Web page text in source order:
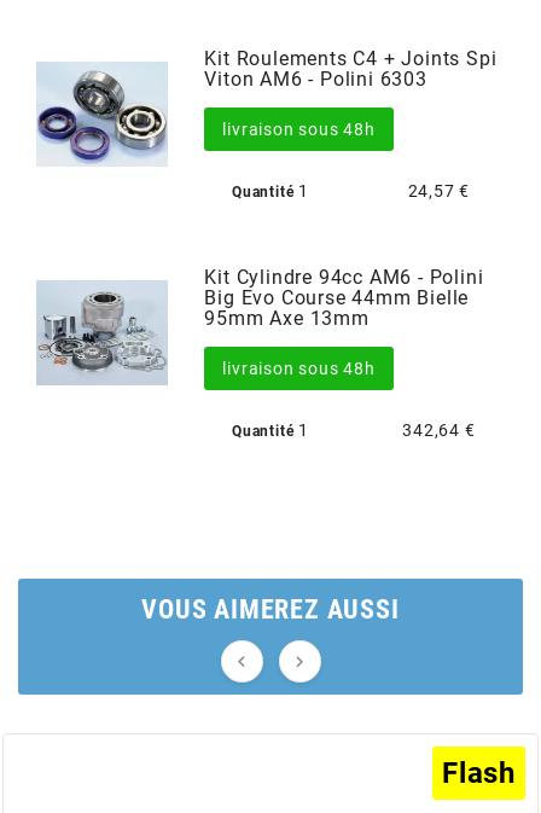
b
BANDO
BCD
BELGOM
Kit Roulements C4 + Joints Spi
Viton AM6 - Polini 6303
livraison sous 48h
Quantité1 24,57 €
Kit Cylindre 94cc AM6 - Polini
Big Evo Course 44mm Bielle
95mm Axe 13mm
livraison sous 48h
Quantité1 342,64 €
VOUS AIMEREZ AUSSI
 
Flash